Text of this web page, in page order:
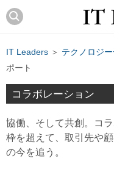
IT Leaders ＞ テクノロジ
ポート
コラボレーション
協働、そして共創。コ
枠を超えて、取引先や
の今を追う。